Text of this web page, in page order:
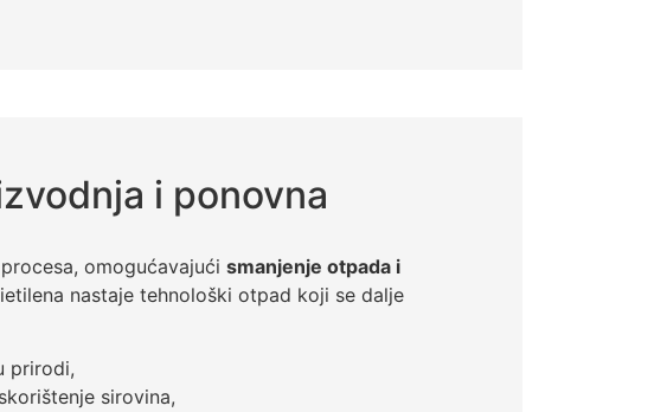
i ponovna
omogućavajućismanjenje otpada i
nastaje tehnološki otpad koji se dalje
prirodi,
sirovina,